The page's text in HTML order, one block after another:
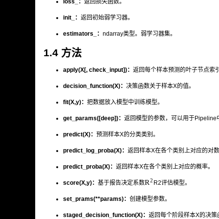
loss_： 返回损失函数。
init_： 返回初始弱学习器。
estimators_： ndarray类型。弱学习器集。
1.4 方法
apply(X[, check_input])： 返回每个样本预测的叶子节点索引
decision_function(X)： 决策函数关于样本X的值。
fit(X,y)： 把数据放入模型中训练模型。
get_params([deep])： 返回模型的参数，可以用于Pipeline
predict(X)： 预测样本X的分类类别。
predict_log_proba(X)： 返回样本X在各个类别上对应的对数
predict_proba(X)： 返回样本X在各个类别上对应的概率。
score(X,y)： 基于报告决定系数R2 R2评估模型。
set_prams(**params)： 创建模型参数。
staged_decision_function(X)： 返回每个阶段样本X的决策